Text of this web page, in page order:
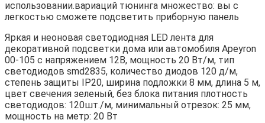
использовании.вариаций тюнинга множество: вы с
легкостью сможете подсветить приборную панель
Яркая и неоновая светодиодная LED лента для
декоративной подсветки дома или автомобиля Apeyron
00-105 с напряжением 12В, мощность 20 Вт/м, тип
светодиодов smd2835, количество диодов 120 д/м,
степень защиты IP20, ширина подложки 8 мм, длина 5 м,
цвет свечения зеленый, без блока питания плотность
светодиодов: 120шт./м, минимальный отрезок: 25 мм,
мощность на метр: 20 Вт